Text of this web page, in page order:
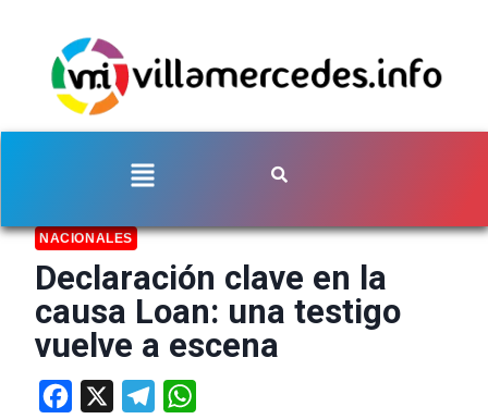
NACIONALES
Declaración clave en la
causa Loan: una testigo
vuelve a escena
Facebook Telegram